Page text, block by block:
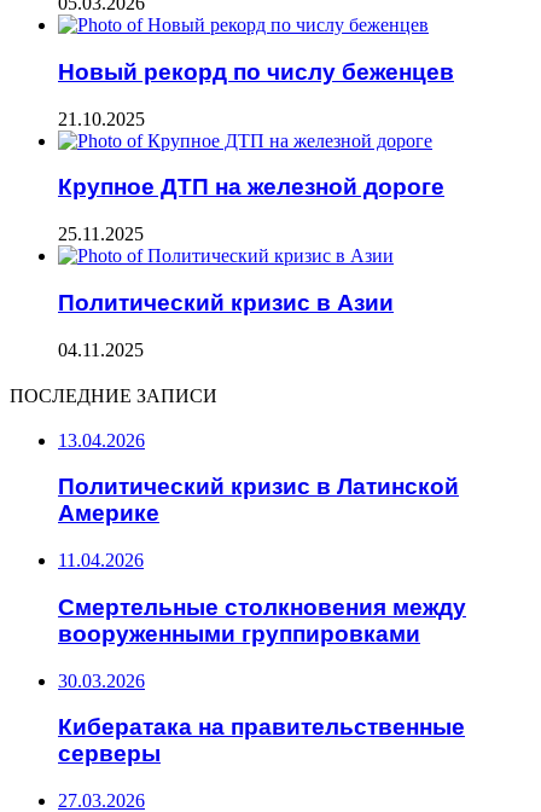
Новый рекорд по числу беженцев
21.10.2025
Крупное ДТП на железной дороге
25.11.2025
Политический кризис в Азии
04.11.2025
ПОСЛЕДНИЕ ЗАПИСИ
13.04.2026
Политический кризис в Латинской
Америке
11.04.2026
Смертельные столкновения между
вооруженными группировками
30.03.2026
Кибератака на правительственные
серверы
27.03.2026